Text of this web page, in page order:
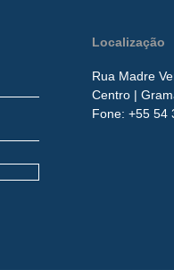
Localização
Rua Madre
Centro |
​Fone: +55 54